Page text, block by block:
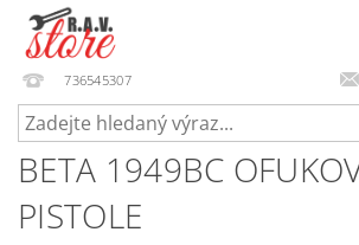
736545307
BETA 1949BC
PISTOLE